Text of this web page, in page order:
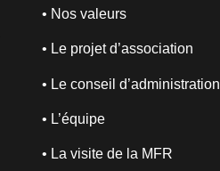
• Nos valeurs
• Le projet d’association
• Le conseil d’administration
• L’équipe
• La visite de la MFR